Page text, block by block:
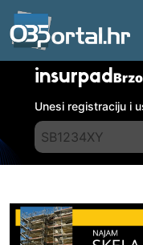
insurpad
Unesi registraciju i